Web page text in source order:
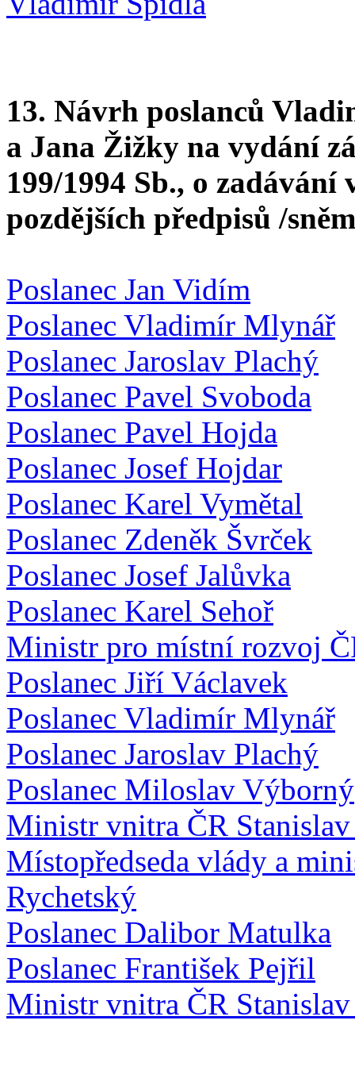
13. Návrh poslanců
a Jana Žižky na vydání
199/1994 Sb., o zadávání
pozdějších předpisů /
Poslanec Jan Vidím
Poslanec Vladimír Mlynář
Poslanec Jaroslav Plachý
Poslanec Pavel Svoboda
Poslanec Pavel Hojda
Poslanec Josef Hojdar
Poslanec Karel Vymětal
Poslanec Zdeněk Švrček
Poslanec Josef Jalůvka
Poslanec Karel Sehoř
Ministr pro místní rozvoj
Poslanec Jiří Václavek
Poslanec Vladimír Mlynář
Poslanec Jaroslav Plachý
Poslanec Miloslav Výborný
Ministr vnitra ČR Stanislav
Místopředseda vlády a
Rychetský
Poslanec Dalibor Matulka
Poslanec František Pejřil
Ministr vnitra ČR Stanislav